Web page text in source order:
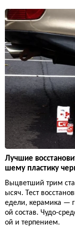
Лучшие
шему пластику
Выцветший трим
ысяч. Тест
едели, керамика —
ой состав. Чудо-
ой и терпением.